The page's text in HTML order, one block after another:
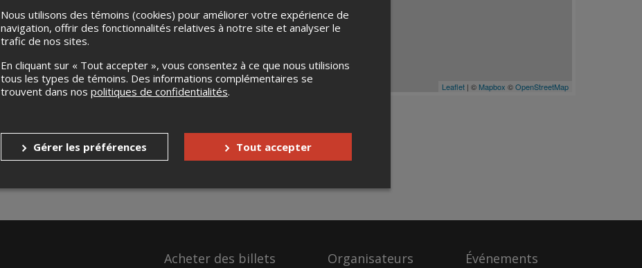
Leaflet | © Mapbox ©OpenStreetMap
Acheter des billets Organisateurs Événements
Nous utilisons des témoins (cookies) pour améliorer votre expérience de
navigation, offrir des fonctionnalités relatives à notre site et analyser le
trafic de nos sites.
En cliquant sur « Tout accepter », vous consentez à ce que nous utilisions
tous les types de témoins. Des informations complémentaires se
trouvent dans nos politiques de confidentialités.
Gérer les préférences Tout accepter